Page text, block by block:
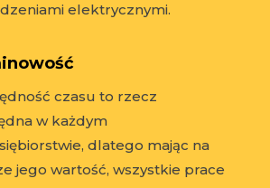
elektrycznymi.
czasu to rzecz
w każdym
dlatego mając na
jego wartość, wszystkie prace